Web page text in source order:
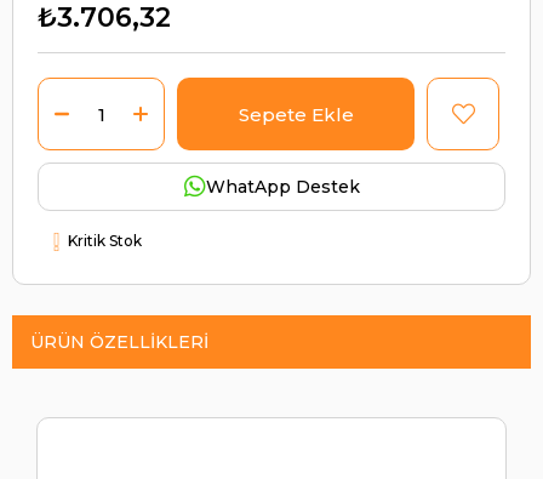
₺3.706,32
WhatApp Destek
Kritik Stok
ÜRÜN ÖZELLIKLERI